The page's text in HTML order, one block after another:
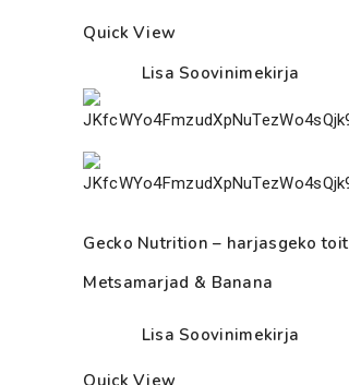
Quick View
Lisa Soovinimekirja
Gecko Nutrition – harjasgeko toit
Metsamarjad & Banana
Lisa Soovinimekirja